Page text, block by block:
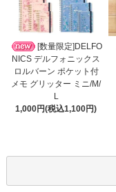
[数量限定]DELFO
NICS デルフォニックス
ロルバーン ポケット付
メモ グリッター ミニ/M/
L
1,000円(税込1,100円)